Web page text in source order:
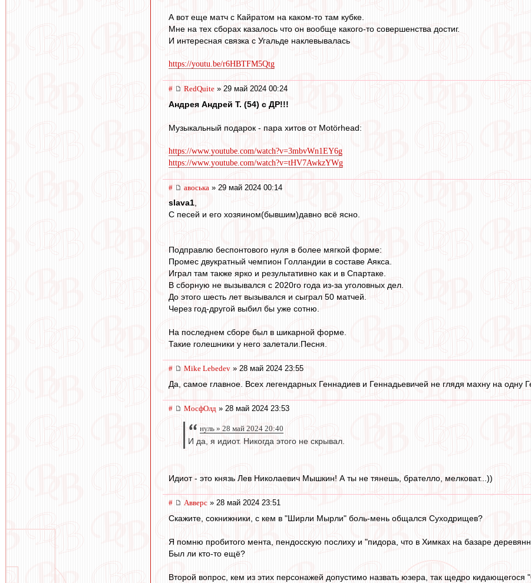
А вот еще матч с Кайратом на каком-то там кубке.
Мне на тех сборах казалось что он вообще какого-то совершенства достиг.
И интересная связка с Угальде наклевывалась
https://youtu.be/r6HBTFM5Qtg
# RedQuite » 29 май 2024 00:24
Андрея Андрей Т. (54) с ДР!!!
Музыкальный подарок - пара хитов от Motörhead:
https://www.youtube.com/watch?v=3mbvWn1EY6g
https://www.youtube.com/watch?v=tHV7AwkzYWg
# авоська » 29 май 2024 00:14
slava1
С песей и его хозяином(бывшим)давно всё ясно.
Подправлю беспонтового нуля в более мягкой форме:
Промес двукратный чемпион Голландии в составе Аякса.
Играл там также ярко и результативно как и в Спартаке.
В сборную не вызывался с 2020го года из-за уголовных дел.
До этого шесть лет вызывался и сыграл 50 матчей.
Через год-другой выбил бы уже сотню.
На последнем сборе был в шикарной форме.
Такие голешники у него залетали.Песня.
# Mike Lebedev » 28 май 2024 23:55
Да, самое главное. Всех легендарных Геннадиев и Геннадьевичей не глядя махну на одну
# МосфОлд » 28 май 2024 23:53
нуль » 28 май 2024 20:40
И да, я идиот. Никогда этого не скрывал.
Идиот - это князь Лев Николаевич Мышкин! А ты не тянешь, брателло, мелковат...))
# Авверс » 28 май 2024 23:51
Скажите, сокнижники, с кем в "Ширли Мырли" боль-мень общался Суходрищев?
Я помню пробитого мента, пендосскую послиху и "пидора, что в Химках на базаре
Был ли кто-то ещё?
Второй вопрос, кем из этих персонажей допустимо назвать юзера, так щедро